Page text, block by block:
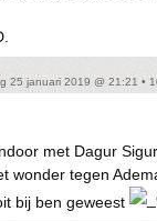
25 januari 2019 @ 21:21 •
met Dagur
wonder tegen
bij ben geweest